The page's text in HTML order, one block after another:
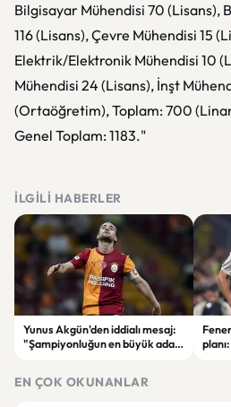
Bilgisayar Mühendisi 70 (Lisans),
116 (Lisans), Çevre Mühendisi 15
Elektrik/Elektronik Mühendisi 10
Mühendisi 24 (Lisans), İnşt
(Ortaöğretim), Toplam: 700
Genel Toplam: 1183."
İLGILI HABERLER
Yunus Akgün'den iddialı mesaj:
"Şampiyonluğun en büyük adayı
EN ÇOK OKUNANLAR